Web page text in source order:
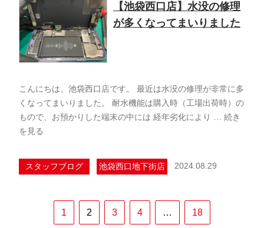
【池袋西口店】水没の修理
が多くなってまいりました
こんにちは、池袋西口店です。 最近は水没の修理が非常に多
くなってまいりました。 耐水機能は購入時（工場出荷時）の
もので、お預かりした端末の中には 経年劣化により … 続き
を見る
スタッフブログ 池袋西口地下街店 2024.08.29
1 2 3 4 … 18